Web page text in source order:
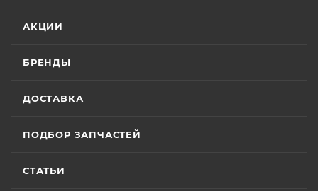
АКЦИИ
БРЕНДЫ
ДОСТАВКА
ПОДБОР ЗАПЧАСТЕЙ
СТАТЬИ